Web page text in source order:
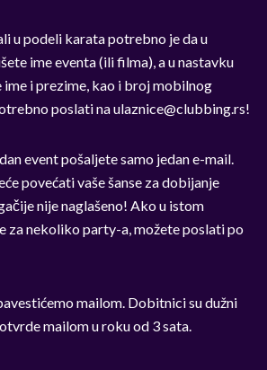
u podeli karata potrebno je da u
ime eventa (ili filma), a u nastavku
ime i prezime, kao i broj mobilnog
poslati naulaznice@clubbing.rs!
event pošaljete samo jedan e-mail.
povećati vaše šanse za dobijanje
nije naglašeno! Ako u istom
za nekoliko party-a, možete poslati po
mailom. Dobitnici su dužni
mailom u roku od 3 sata.